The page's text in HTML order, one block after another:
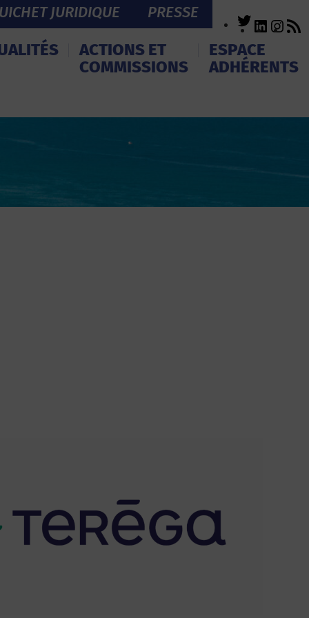
JURIDIQUE PRESSE Twitter
ACTIONS ET
COMMISSIONS
ESPACE
ADHÉRENTS